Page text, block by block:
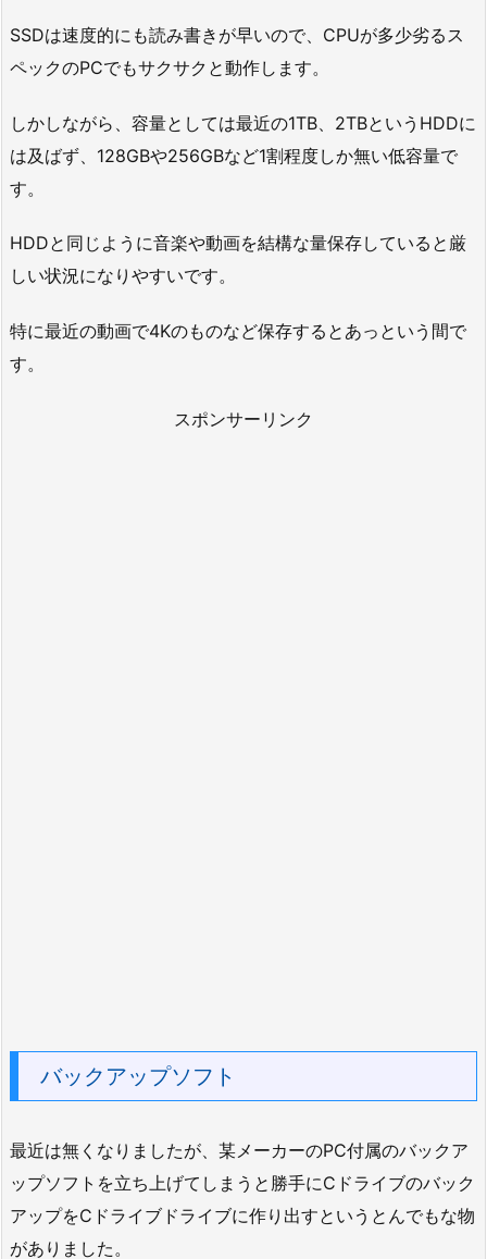
SSDは速度的にも読み書きが早いので、CPUが多少劣るス
ペックのPCでもサクサクと動作します。
しかしながら、容量としては最近の1TB、2TBというHDDに
は及ばず、128GBや256GBなど1割程度しか無い低容量で
す。
HDDと同じように音楽や動画を結構な量保存していると厳
しい状況になりやすいです。
特に最近の動画で4Kのものなど保存するとあっという間で
す。
スポンサーリンク
バックアップソフト
最近は無くなりましたが、某メーカーのPC付属のバックア
ップソフトを立ち上げてしまうと勝手にCドライブのバック
アップをCドライブドライブに作り出すというとんでもな物
がありました。